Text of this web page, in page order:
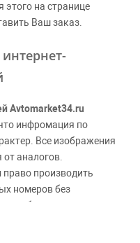
на странице
Ваш заказ.
Avtomarket34.ru
инфромация по
Все изображения
аналогов.
производить
номеров без
что